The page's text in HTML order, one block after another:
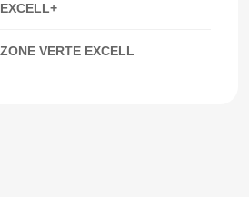
EXCELL+
ZONE VERTE EXCELL